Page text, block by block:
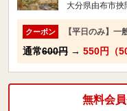
大分県由布市
クーポン 【平日のみ】一
通常600円 → 550円（
無料会